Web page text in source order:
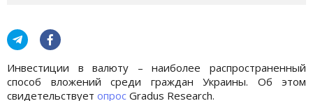
Инвестиции в валюту – наиболее распространенный
способ вложений среди граждан Украины. Об этом
свидетельствует опрос Gradus Research.